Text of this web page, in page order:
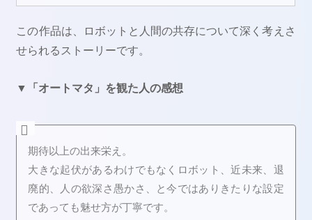
この作品は、ロボットと人間の共存について深く考えさ
せられるストーリーです。
▼「オートマタ」を観た人の感想
期待以上の出来栄え。
大きな起伏があるわけでもなくロボット、近未来、退
廃的、人の欲深さ愚かさ、と今ではありきたりな設定
であっても魅せ方が丁寧です。